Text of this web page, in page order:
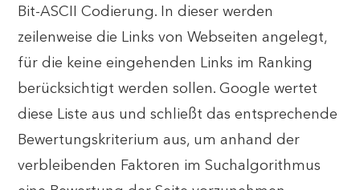
Bit-ASCII Codierung. In dieser werden
zeilenweise die Links von Webseiten angelegt,
für die keine eingehenden Links im Ranking
berücksichtigt werden sollen. Google wertet
diese Liste aus und schließt das entsprechende
Bewertungskriterium aus, um anhand der
verbleibenden Faktoren im Suchalgorithmus